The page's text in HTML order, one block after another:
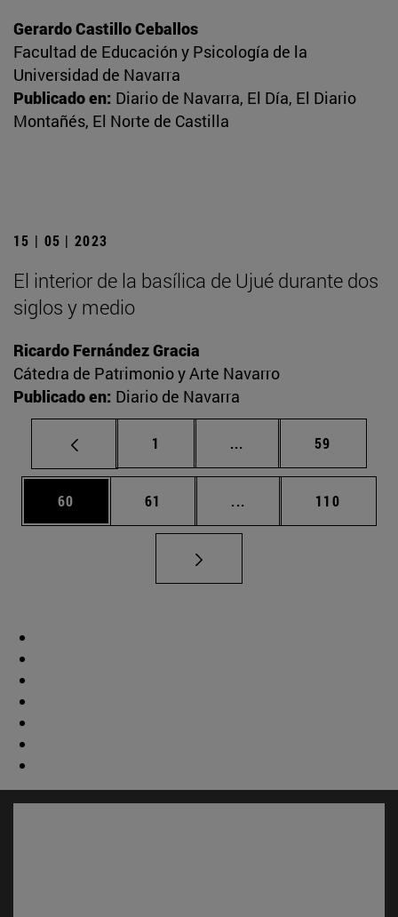
Gerardo Castillo Ceballos
Facultad de Educación y Psicología de la
Universidad de Navarra
Publicado en: Diario de Navarra, El Día, El Diario
Montañés, El Norte de Castilla
15 | 05 | 2023
El interior de la basílica de Ujué durante dos
siglos y medio
Ricardo Fernández Gracia
Cátedra de Patrimonio y Arte Navarro
Publicado en: Diario de Navarra
Página
1 ... Páginas intermedias
Página
59
Página
60 Página
61 ... Páginas intermedias
Página
110